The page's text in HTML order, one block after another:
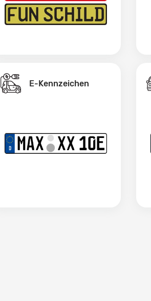
E-Kennzeichen